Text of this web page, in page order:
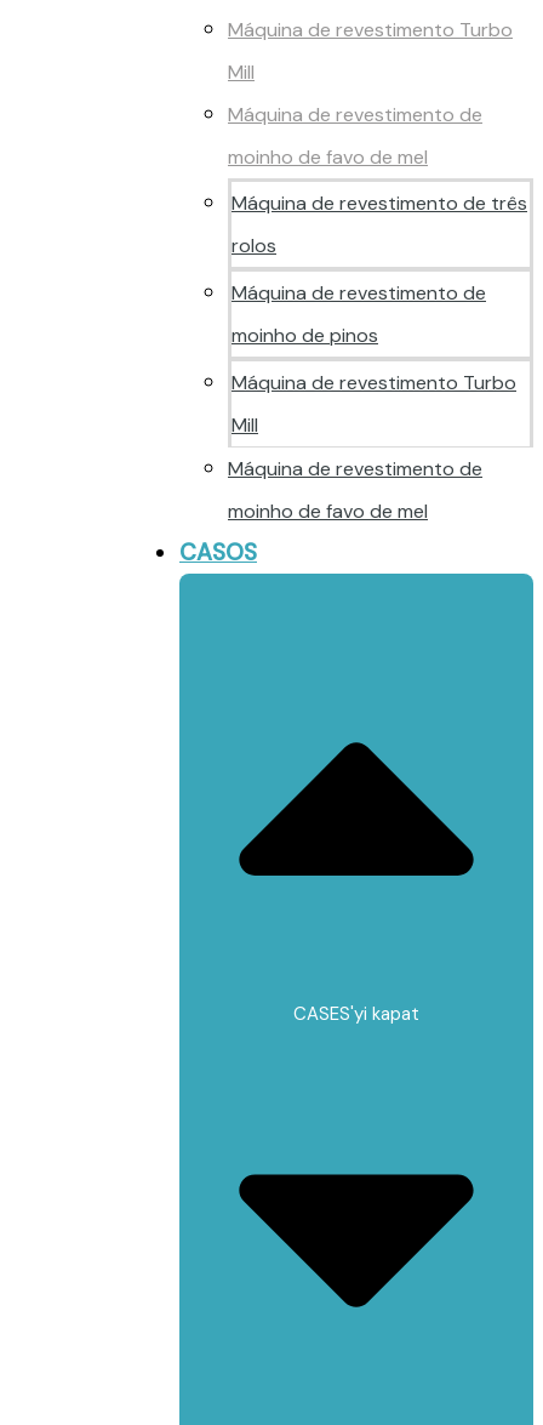
Máquina de revestimento Turbo
Mill
Máquina de revestimento de
moinho de favo de mel
Máquina de revestimento de três
rolos
Máquina de revestimento de
moinho de pinos
Máquina de revestimento Turbo
Mill
Máquina de revestimento de
moinho de favo de mel
CASOS
CASES'yi kapat